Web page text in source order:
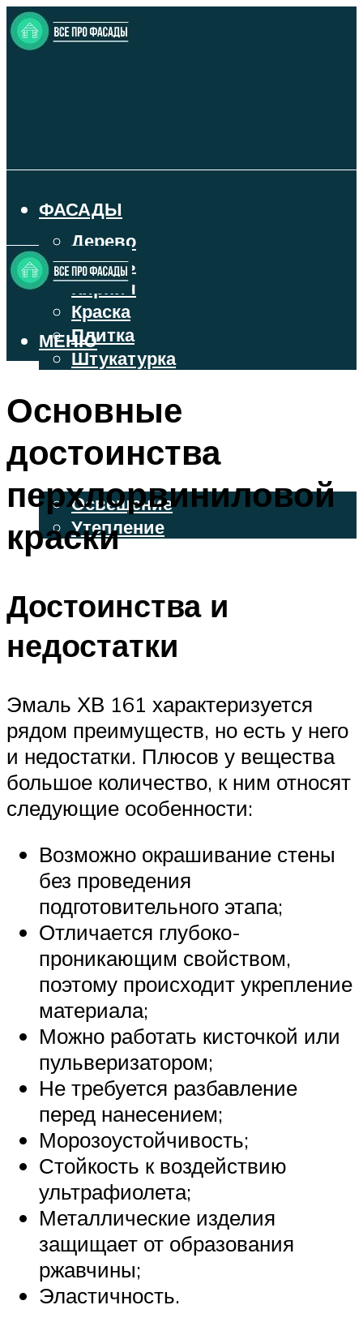
ФАСАДЫ
Дерево
Камень
Кирпич
Краска
Плитка
Штукатурка
ОСВЕЩЕНИЕ И УТЕПЛЕНИЕ
Освещение
Утепление
МЕНЮ
МЕНЮ
Основные
достоинства
перхлорвиниловой
краски
Достоинства и
недостатки
Эмаль ХВ 161 характеризуется
рядом преимуществ, но есть у него
и недостатки. Плюсов у вещества
большое количество, к ним относят
следующие особенности:
Возможно окрашивание стены
без проведения
подготовительного этапа;
Отличается глубоко-
проникающим свойством,
поэтому происходит укрепление
материала;
Можно работать кисточкой или
пульверизатором;
Не требуется разбавление
перед нанесением;
Морозоустойчивость;
Стойкость к воздействию
ультрафиолета;
Металлические изделия
защищает от образования
ржавчины;
Эластичность.